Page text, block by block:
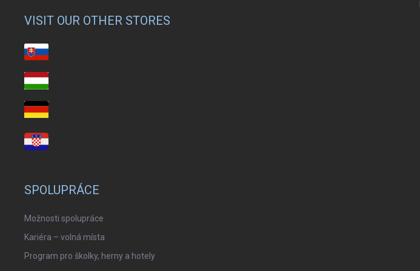
VISIT OUR OTHER STORES
SPOLUPRÁCE
Možnosti spolupráce
Kariéra – volná místa
Program pro školky, herny a hotely